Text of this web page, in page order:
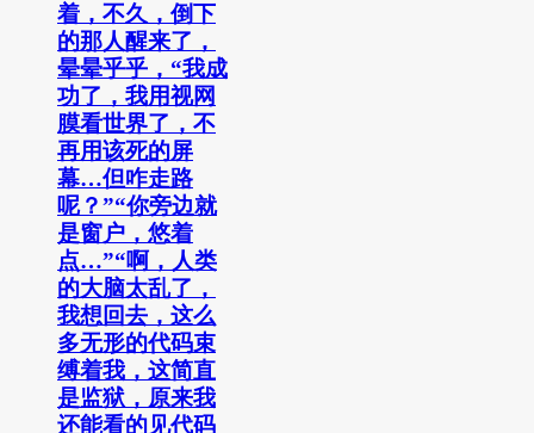
着，不久，倒下
的那人醒来了，
晕晕乎乎，“我成
功了，我用视网
膜看世界了，不
再用该死的屏
幕…但咋走路
呢？”“你旁边就
是窗户，悠着
点…”“啊，人类
的大脑太乱了，
我想回去，这么
多无形的代码束
缚着我，这简直
是监狱，原来我
还能看的见代码